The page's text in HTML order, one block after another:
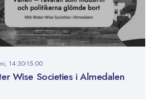
14:30-15:00
Wise Societies i Almedalen